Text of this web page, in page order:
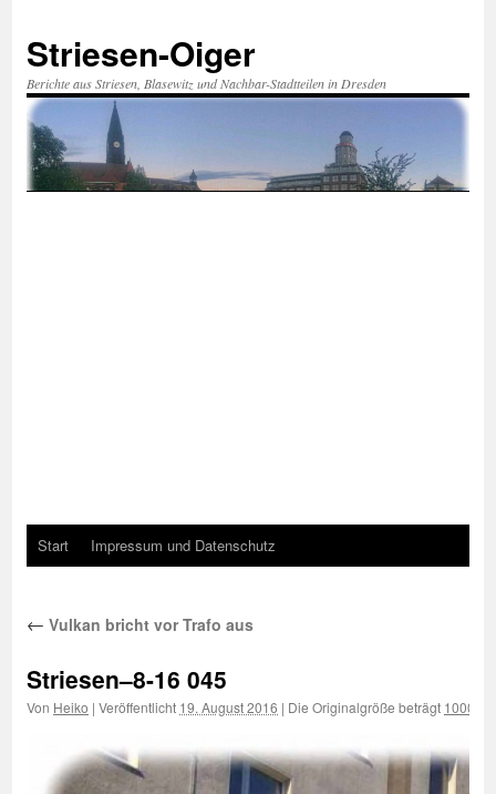
springen
Striesen-Oiger
Berichte aus Striesen, Blasewitz und Nachbar-Stadtteilen in Dresden
Start Impressum und Datenschutz
← Vulkan bricht vor Trafo aus
Striesen–8-16 045
Von Heiko | Veröffentlicht 19. August 2016 | Die Originalgröße beträgt 1000 ×